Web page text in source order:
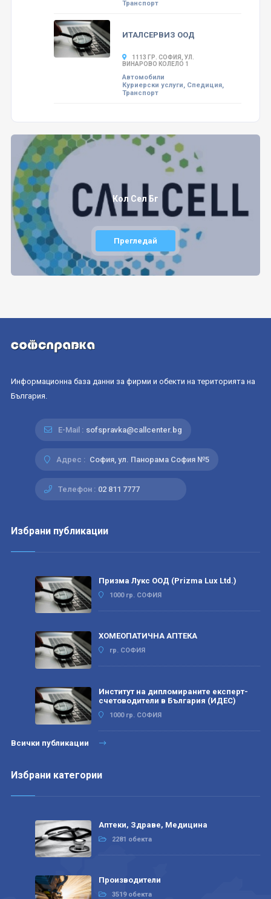
Транспорт
ИТАЛСЕРВИЗ ООД
1113 ГР. СОФИЯ, УЛ.
ВИНАРОВО КОЛЕЛО 1
Автомобили
Куриерски услуги, Спедиция,
Транспорт
Кол Сел Бг
Прегледай
Информационна база данни за фирми и обекти на територията на
България.
E-Mail : sofspravka@callcenter.bg
Адрес : София, ул. Панорама София №5
Телефон : 02 811 7777
Избрани публикации
Призма Лукс ООД (Prizma Lux Ltd.)
1000 гр. СОФИЯ
ХОМЕОПАТИЧНА АПТЕКА
гр. СОФИЯ
Институт на дипломираните експерт-
счетоводители в България (ИДЕС)
1000 гр. СОФИЯ
Всички публикации
Избрани категории
Аптеки, Здраве, Медицина
2281 обекта
Производители
3519 обекта